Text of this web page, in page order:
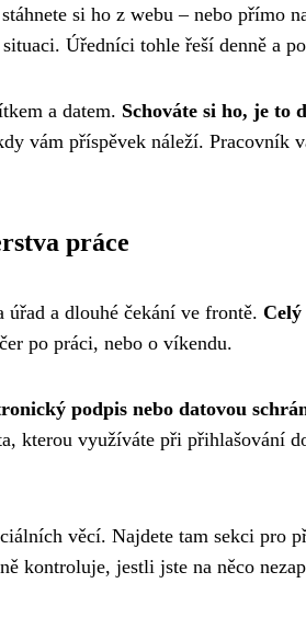
si ho z webu – nebo přímo
Úředníci tohle řeší denně a
a datem. Schováte si ho, je to
vám příspěvek náleží. Pracovník
práce
úřad a dlouhé čekání ve frontě. Celý
po práci, nebo o víkendu.
podpis nebo datovou
kterou využíváte při přihlašování
věcí. Najdete tam sekci pro
kontroluje, jestli jste na něco